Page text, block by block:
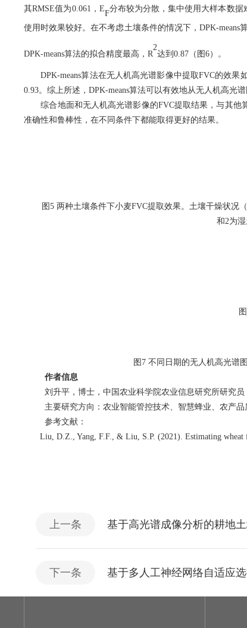
其RMSE值为0.061 ， EF分布较为分散，集中使用大样本数据
使用时效果较好。在不考虑土壤条件的情况下， DPK-means
DPK-means算法的拟合精度最高，R
2
达到0.87 （图6）。
DPK-means算法在无人机高光谱影像中提取FVC的效果
0.93。综上所述，DPK-means算法可以有效地从无人机高光
综合地面和无人机高光谱影像的FVC提取结果，与其他
准确性和鲁棒性，在不同条件下都能取得更好的结果。
图5 两种土壤条件下小麦FVC提取效果。土壤干燥状况（
和 2为
图
图 7 不同日期的无人机高光谱
作者信息
刘升平，博士，中国农业科学院农业信息研究所研究员
主要研究方向：农业智能管控技术、智慧蜂业、农产品
参考文献：
Liu, D.Z., Yang, F.F., & Liu, S.P. (2021). Estimating wheat
上一条 基于高光谱成像分析的耕地
下一条 基于多人工神经网络自适应